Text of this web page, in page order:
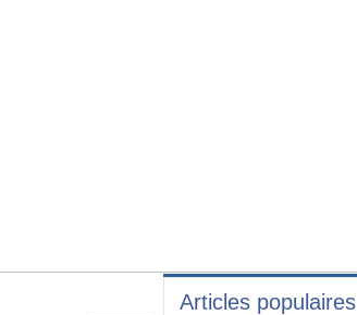
Articles populaires